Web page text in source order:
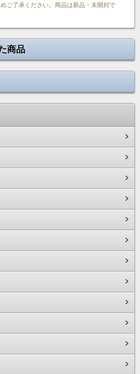
ご了承ください。商品は新品・未開封で
商品